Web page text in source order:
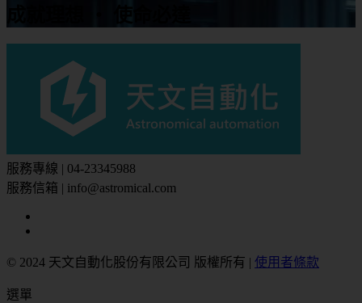
服務專線 | 04-23345988
服務信箱 | info@astromical.com
© 2024 天文自動化股份有限公司 版權所有 | 使用者條款
選單